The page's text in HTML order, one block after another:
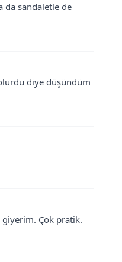
da sandaletle de
diye düşündüm
giyerim. Çok pratik.